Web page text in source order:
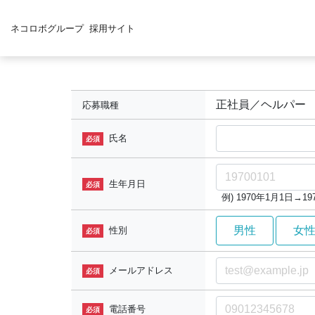
ネコロボグループ 採用サイト
応募職種 正社員／ヘルパー
必須 氏名
必須
生年月日
例) 1970年1月1日
必須 性別 男性 女性
必須 メールアドレス
必須 電話番号